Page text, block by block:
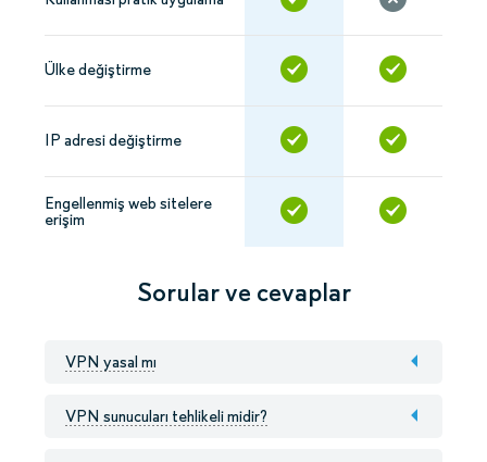
Ülke değiştirme
IP adresi değiştirme
Engellenmiş web sitelere
erişim
Sorular ve cevaplar
VPN yasal mı
VPN sunucuları tehlikeli midir?